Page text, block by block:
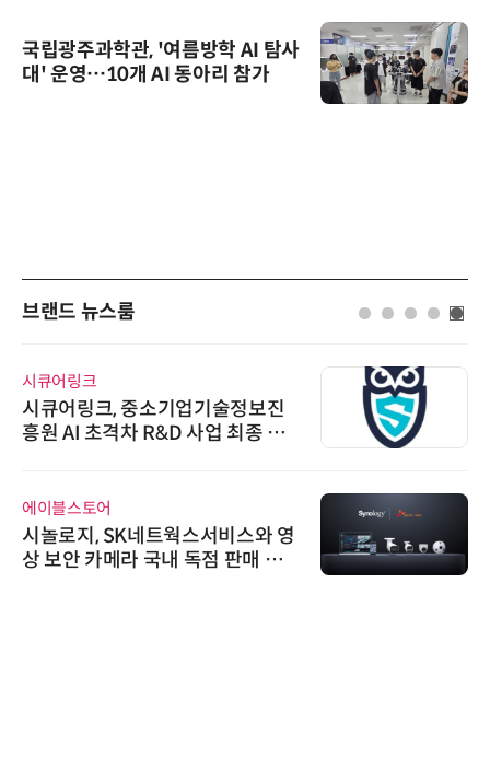
국립광주과학관, '여름방학 AI 탐사
대' 운영…10개 AI 동아리 참가
브랜드 뉴스룸
시큐어링크
시큐어링크, 중소기업기술정보진
흥원 AI 초격차 R&D 사업 최종 선
에이블스토어
시놀로지, SK네트웍스서비스와 영
상 보안 카메라 국내 독점 판매 파